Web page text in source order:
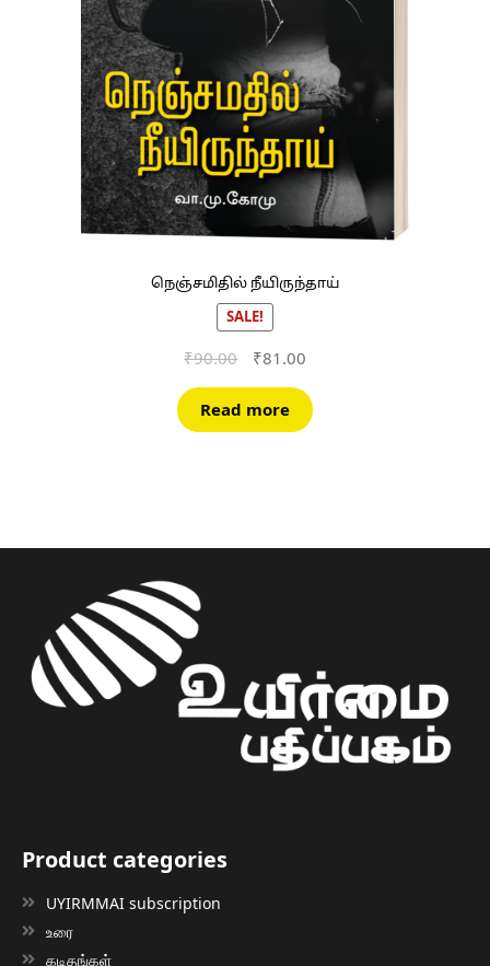
நெஞ்சமிதில் நீயிருந்தாய்
SALE!
₹90.00
Original
was:
₹90.00.
₹81.00Current
is:
₹81.00.
Read more
Product categories
UYIRMMAI subscription
உரை
கடிதங்கள்